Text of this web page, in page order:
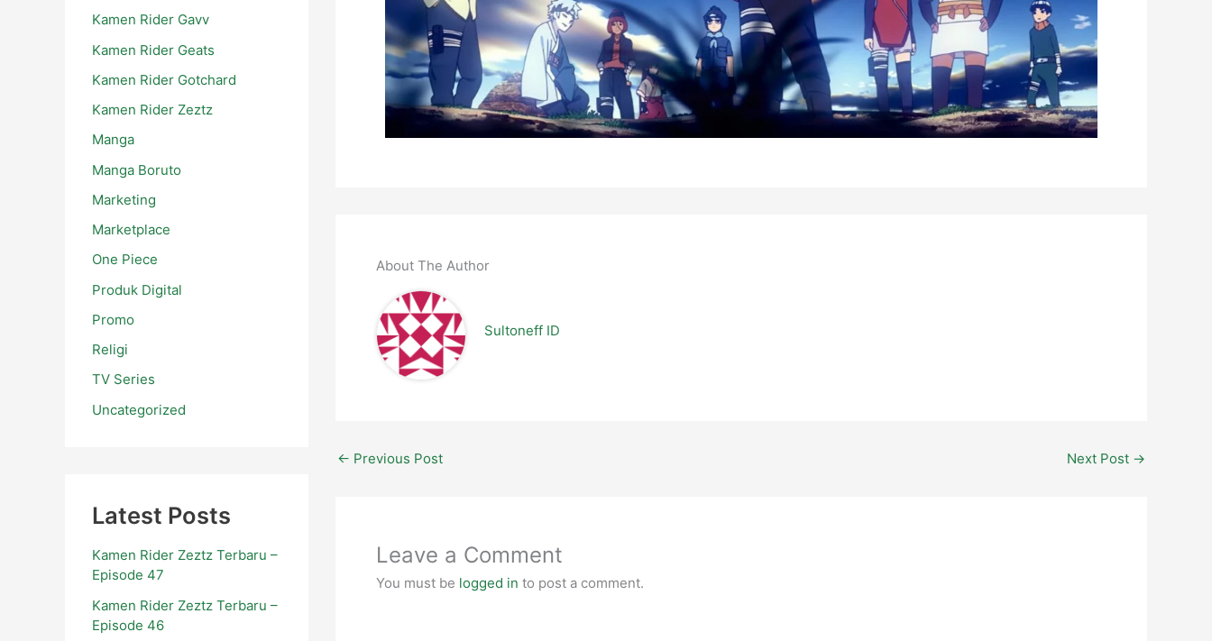
Kamen Rider Gavv
Kamen Rider Geats
Kamen Rider Gotchard
Kamen Rider Zeztz
Manga
Manga Boruto
Marketing
Marketplace
One Piece
Produk Digital
Promo
Religi
TV Series
Uncategorized
Latest Posts
Kamen Rider Zeztz Terbaru –
Episode 47
Kamen Rider Zeztz Terbaru –
Episode 46
About The Author
Sultoneff ID
← Previous Post Next Post →
Leave a Comment
You must be logged in to post a comment.